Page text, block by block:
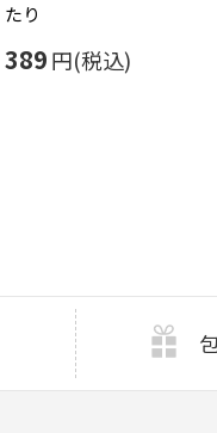
たり
389円(税込)